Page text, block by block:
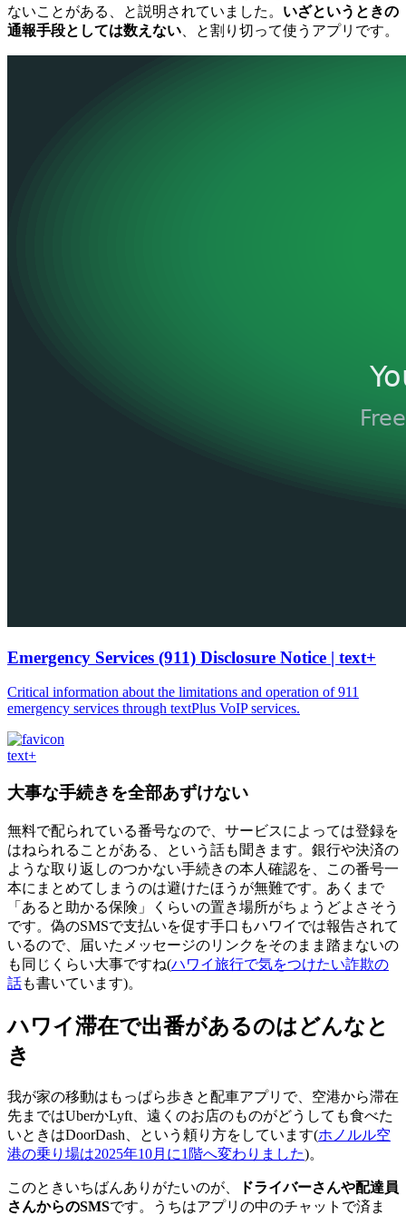
ないことがある、と説明されていました。 いざというときの
通報手段としては数えない 、と割り切って使うアプリです。
Emergency Services (911) Disclosure Notice | text+
Critical information about the limitations and operation of 911
emergency services through textPlus VoIP services.
text+
大事な手続きを全部あずけない
無料で配られている番号なので、サービスによっては登録を
はねられることがある、という話も聞きます。銀行や決済の
ような取り返しのつかない手続きの本人確認を、この番号一
本にまとめてしまうのは避けたほうが無難です。あくまで
「あると助かる保険」くらいの置き場所がちょうどよさそう
です。偽のSMSで支払いを促す手口もハワイでは報告されて
いるので、届いたメッセージのリンクをそのまま踏まないの
も同じくらい大事ですね(ハワイ旅行で気をつけたい詐欺の
話も書いています)。
ハワイ滞在で出番があるのはどんなと
き
我が家の移動はもっぱら歩きと配車アプリで、空港から滞在
先まではUberかLyft、遠くのお店のものがどうしても食べた
いときはDoorDash、という頼り方をしています(ホノルル空
港の乗り場は2025年10月に1階へ変わりました)。
このときいちばんありがたいのが、
ドライバーさんや配達員
さんからのSMSです。うちはアプリの中のチャットで済ま